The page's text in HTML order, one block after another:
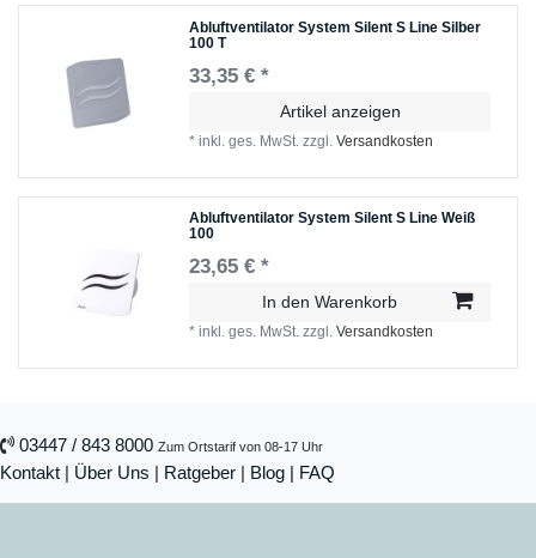
Abluftventilator System Silent S Line Silber
100 T
33,35 € *
Artikel anzeigen
*inkl. ges. MwSt. zzgl.Versandkosten
Abluftventilator System Silent S Line Weiß
100
23,65 € *
In den Warenkorb
*inkl. ges. MwSt. zzgl.Versandkosten
03447 / 843 8000 Zum Ortstarif von 08-17 Uhr
Kontakt | Über Uns | Ratgeber | Blog | FAQ